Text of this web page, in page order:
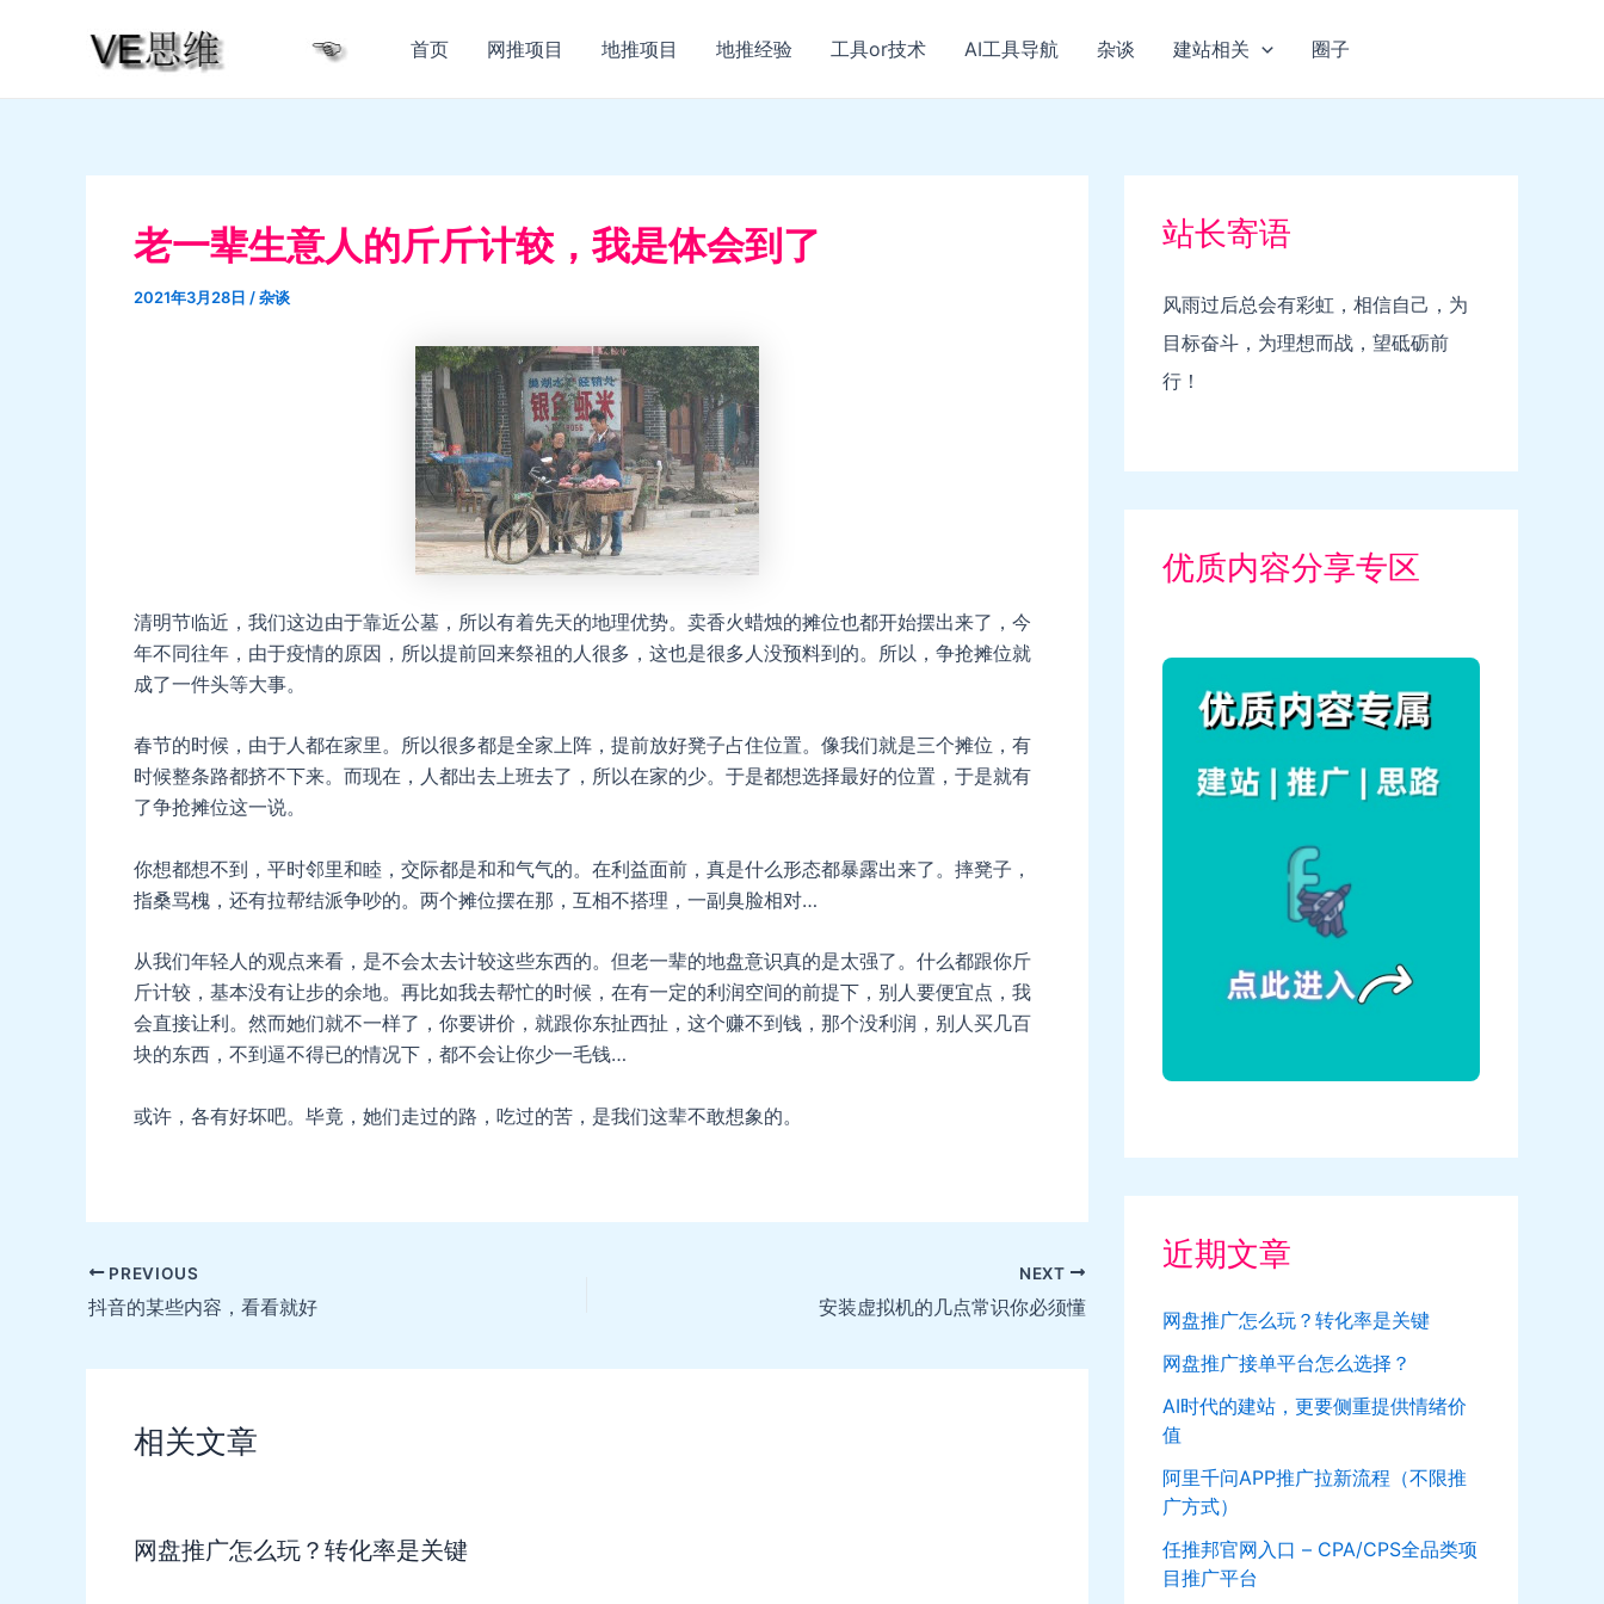
首页 网推项目 地推项目 地推经验 工具or技术 AI工具导航 杂谈 建站相关 圈子
老一辈生意人的斤斤计较，我是体会到了
2021年3月28日 /杂谈
清明节临近，我们这边由于靠近公墓，所以有着先天的地理优势。卖香火蜡烛的摊位也都开始摆出来了，今
年不同往年，由于疫情的原因，所以提前回来祭祖的人很多，这也是很多人没预料到的。所以，争抢摊位就
成了一件头等大事。
春节的时候，由于人都在家里。所以很多都是全家上阵，提前放好凳子占住位置。像我们就是三个摊位，有
时候整条路都挤不下来。而现在，人都出去上班去了，所以在家的少。于是都想选择最好的位置，于是就有
了争抢摊位这一说。
你想都想不到，平时邻里和睦，交际都是和和气气的。在利益面前，真是什么形态都暴露出来了。摔凳子，
指桑骂槐，还有拉帮结派争吵的。两个摊位摆在那，互相不搭理，一副臭脸相对…
从我们年轻人的观点来看，是不会太去计较这些东西的。但老一辈的地盘意识真的是太强了。什么都跟你斤
斤计较，基本没有让步的余地。再比如我去帮忙的时候，在有一定的利润空间的前提下，别人要便宜点，我
会直接让利。然而她们就不一样了，你要讲价，就跟你东扯西扯，这个赚不到钱，那个没利润，别人买几百
块的东西，不到逼不得已的情况下，都不会让你少一毛钱…
或许，各有好坏吧。毕竟，她们走过的路，吃过的苦，是我们这辈不敢想象的。
Post
navigation
PREVIOUS
抖音的某些内容，看看就好
NEXT
安装虚拟机的几点常识你必须懂
相关文章
网盘推广怎么玩？转化率是关键
站长寄语
风雨过后总会有彩虹，相信自己，为
目标奋斗，为理想而战，望砥砺前
行！
优质内容分享专区
近期文章
网盘推广怎么玩？转化率是关键
网盘推广接单平台怎么选择？
AI时代的建站，更要侧重提供情绪价
值
阿里千问APP推广拉新流程（不限推
广方式）
任推邦官网入口 – CPA/CPS全品类项
目推广平台